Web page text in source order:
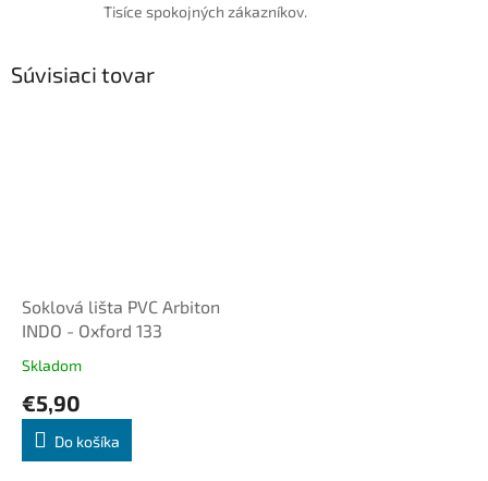
Tisíce spokojných zákazníkov.
Súvisiaci tovar
Soklová lišta PVC Arbiton
INDO - Oxford 133
Skladom
€5,90
Do košíka